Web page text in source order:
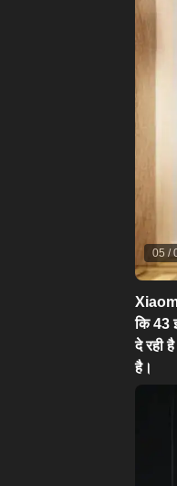
05 /
कि 43
दे रही
है।